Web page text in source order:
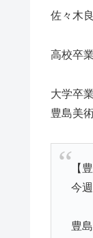
佐々木
高校卒
大学卒
豊島美
【
今
豊